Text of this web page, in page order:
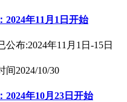
2024年11月1日开始
布:2024年11月1日-15日
间2024/10/30
2024年10月23日开始